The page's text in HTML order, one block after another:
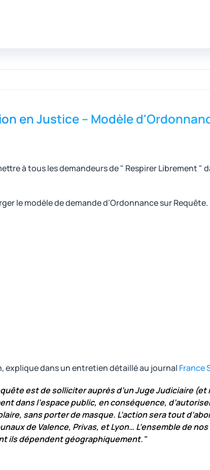
en Justice – Modèle
à tous les demandeurs de " Respirer Librement "
le modèle de demande d’Ordonnance sur Requête.
explique dans un entretien détaillé au journal France
est de solliciter auprès d’un Juge Judiciaire
dans l’espace public, en conséquence,
sans porter de masque. L’action sera tout
de Valence, Privas, et Lyon… L’ensemble de
ils dépendent géographiquement."